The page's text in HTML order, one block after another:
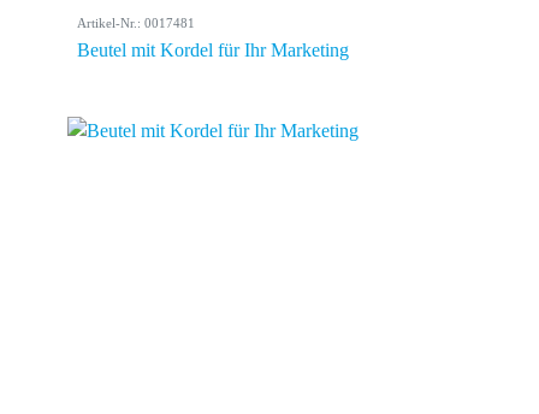
Artikel-Nr.: 0017481
Beutel mit Kordel für Ihr Marketing